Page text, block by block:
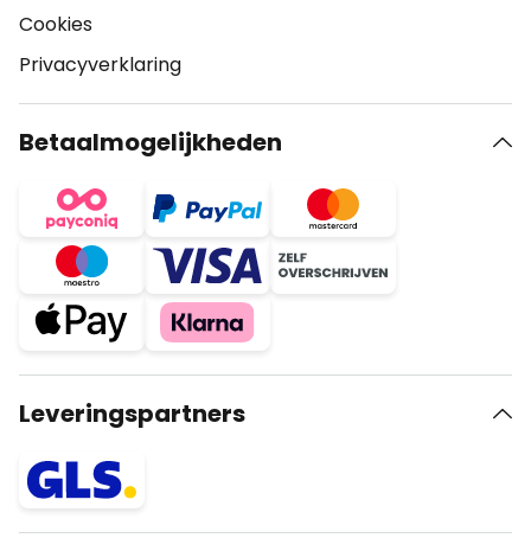
Cookies
Privacyverklaring
Betaalmogelijkheden
Leveringspartners